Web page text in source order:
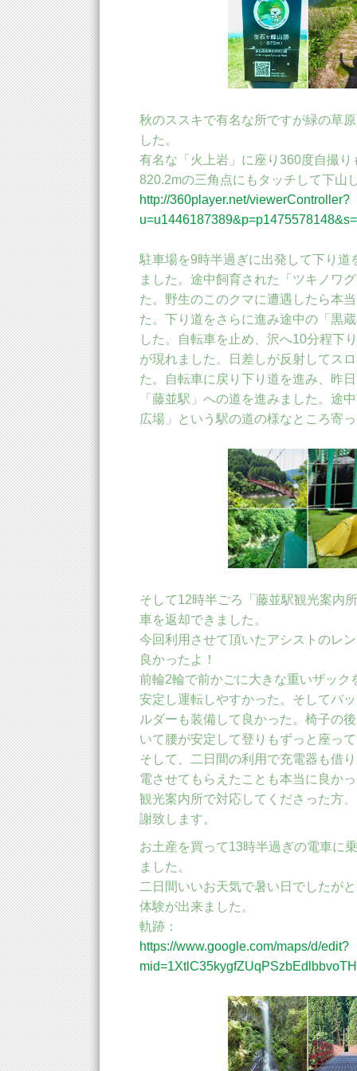
秋のススキで有名な所ですが緑の草
した。
有名な「火上岩」に座り360度自撮
820.2mの三角点にもタッチして下山
http://360player.net/viewerController?
駐車場を9時半過ぎに出発して下り道
ました。途中飼育された「ツキノワ
た。野生のこのクマに遭遇したら本
た。下り道をさらに進み途中の「黒
した。自転車を止め、沢へ10分程下
が現れました。日差しが反射してス
た。自転車に戻り下り道を進み、昨
「藤並駅」への道を進みました。途
広場」という駅の道の様なところ寄
そして12時半ごろ「藤並駅観光案内
車を返却できました。
今回利用させて頂いたアシストのレ
良かったよ！
前輪2輪で前かごに大きな重いザック
安定し運転しやすかった。そしてバ
ルダーも装備して良かった。椅子の
いて腰が安定して登りもずっと座っ
そして、二日間の利用で充電器も借
電させてもらえたことも本当に良か
観光案内所で対応してくださった方
謝致します。
お土産を買って13時半過ぎの電車に
ました。
二日間いいお天気で暑い日でしたが
体験が出来ました。
軌跡：
https://www.google.com/maps/d/edit?